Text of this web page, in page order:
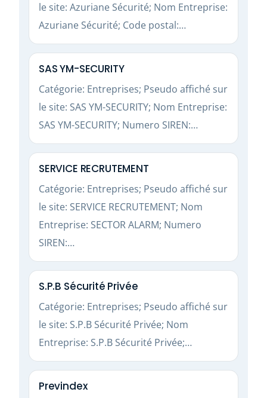
le site: Azuriane Sécurité; Nom Entreprise:
Azuriane Sécurité; Code postal:…
SAS YM-SECURITY
Catégorie: Entreprises; Pseudo affiché sur
le site: SAS YM-SECURITY; Nom Entreprise:
SAS YM-SECURITY; Numero SIREN:…
SERVICE RECRUTEMENT
Catégorie: Entreprises; Pseudo affiché sur
le site: SERVICE RECRUTEMENT; Nom
Entreprise: SECTOR ALARM; Numero
SIREN:…
S.P.B Sécurité Privée
Catégorie: Entreprises; Pseudo affiché sur
le site: S.P.B Sécurité Privée; Nom
Entreprise: S.P.B Sécurité Privée;…
Previndex